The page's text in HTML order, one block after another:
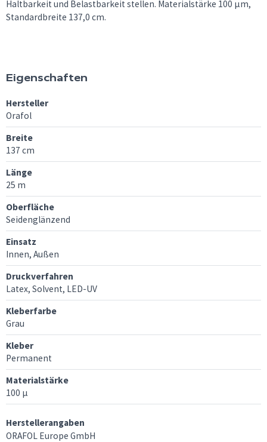
Haltbarkeit und Belastbarkeit stellen. Materialstärke 100 µm,
Standardbreite 137,0 cm.
Eigenschaften
Hersteller
Orafol
Breite
137 cm
Länge
25 m
Oberfläche
Seidenglänzend
Einsatz
Innen, Außen
Druckverfahren
Latex, Solvent, LED-UV
Kleberfarbe
Grau
Kleber
Permanent
Materialstärke
100 µ
Herstellerangaben
ORAFOL Europe GmbH